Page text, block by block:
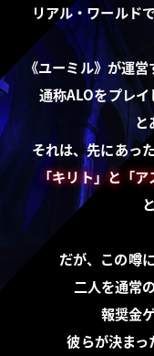
リアル・ワールド
《ユーミル》が運
通称ALOをプレイ
と
それは、先にあっ
「キリト」と「
だが、この噂
二人を通常
報奨金
彼らが決まっ